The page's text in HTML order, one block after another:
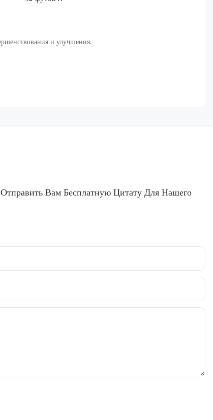
и улучшения.
Вам Бесплатную Цитату Для Нашего